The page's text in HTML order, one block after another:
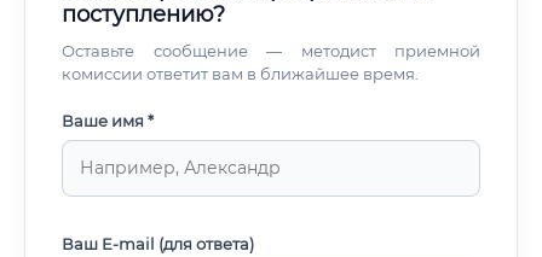
поступлению?
Оставьте сообщение — методист приемной
комиссии ответит вам в ближайшее время.
Ваше имя *
Ваш E-mail (для ответа)